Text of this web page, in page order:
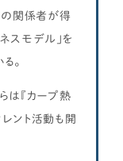
の関係者が得
スモデル」を
。
は『カープ熱
ント活動も開